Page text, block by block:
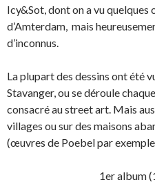
Icy&Sot, dont on a vu
d’Amterdam, mais
d’inconnus.
La plupart des dessins ont été
Stavanger, ou se déroule
consacré au street art. Mais
villages ou sur des maisons
(œuvres de Poebel par
1er album